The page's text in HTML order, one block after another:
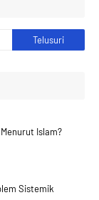
Islam?
Sistemik